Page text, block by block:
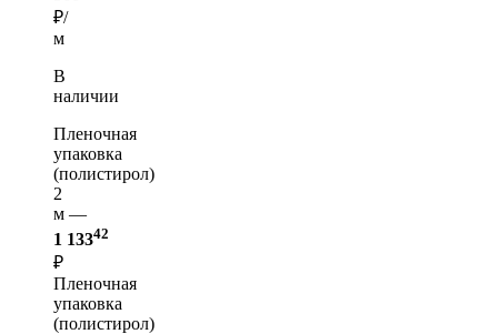
₽/
м
В
наличии
Пленочная
упаковка
(полистирол)
2
м —
1 13342
₽
Пленочная
упаковка
(полистирол)